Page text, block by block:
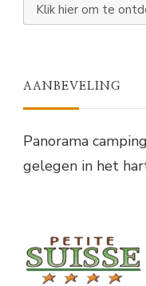
Klik hier om te
AANBEVELING
Panorama
gelegen in het